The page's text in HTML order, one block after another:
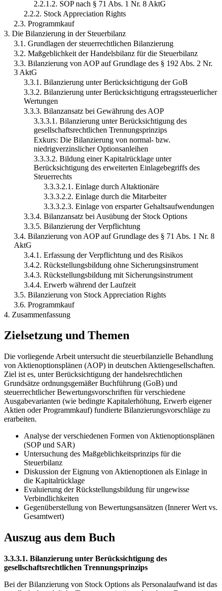
2.2.1.2. SOP nach § 71 Abs. 1 Nr. 8 AktG
2.2.2. Stock Appreciation Rights
2.3. Programmkauf
3. Die Bilanzierung in der Steuerbilanz
3.1. Grundlagen der steuerrechtlichen Bilanzierung
3.2. Maßgeblichkeit der Handelsbilanz für die Steuerbilanz
3.3. Bilanzierung von AOP auf Grundlage des § 192 Abs. 2 Nr.
3 AktG
3.3.1. Bilanzierung unter Berücksichtigung der GoB
3.3.2. Bilanzierung unter Berücksichtigung ertragssteuerlicher
Wertungen
3.3.3. Bilanzansatz bei Gewährung des AOP
3.3.3.1. Bilanzierung unter Berücksichtigung des
gesellschaftsrechtlichen Trennungsprinzips
Exkurs: Die Bilanzierung von normal- bzw.
niedrigverzinslicher Optionsanleihen
3.3.3.2. Bildung einer Kapitalrücklage unter
Berücksichtigung des erweiterten Einlagebegriffs des
Steuerrechts
3.3.3.2.1. Einlage durch Altaktionäre
3.3.3.2.2. Einlage durch die Mitarbeiter
3.3.3.2.3. Einlage von ersparter Gehaltsaufwendungen
3.3.4. Bilanzansatz bei Ausübung der Stock Options
3.3.5. Bilanzierung der Verpflichtung
3.4. Bilanzierung von AOP auf Grundlage des § 71 Abs. 1 Nr. 8
AktG
3.4.1. Erfassung der Verpflichtung und des Risikos
3.4.2. Rückstellungsbildung ohne Sicherungsinstrument
3.4.3. Rückstellungsbildung mit Sicherungsinstrument
3.4.4. Erwerb während der Laufzeit
3.5. Bilanzierung von Stock Appreciation Rights
3.6. Programmkauf
4. Zusammenfassung
Zielsetzung und Themen
Die vorliegende Arbeit untersucht die steuerbilanzielle Behandlung
von Aktienoptionsplänen (AOP) in deutschen Aktiengesellschaften.
Ziel ist es, unter Berücksichtigung der handelsrechtlichen
Grundsätze ordnungsgemäßer Buchführung (GoB) und
steuerrechtlicher Bewertungsvorschriften für verschiedene
Ausgabevarianten (wie bedingte Kapitalerhöhung, Erwerb eigener
Aktien oder Programmkauf) fundierte Bilanzierungsvorschläge zu
erarbeiten.
Analyse der verschiedenen Formen von Aktienoptionsplänen
(SOP und SAR)
Untersuchung des Maßgeblichkeitsprinzips für die
Steuerbilanz
Diskussion der Eignung von Aktienoptionen als Einlage in
die Kapitalrücklage
Evaluierung der Rückstellungsbildung für ungewisse
Verbindlichkeiten
Gegenüberstellung von Bewertungsansätzen (Innerer Wert vs.
Gesamtwert)
Auszug aus dem Buch
3.3.3.1. Bilanzierung unter Berücksichtigung des
gesellschaftsrechtlichen Trennungsprinzips
Bei der Bilanzierung von Stock Options als Personalaufwand ist das